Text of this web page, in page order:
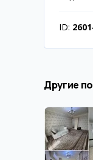
ID:
Другие